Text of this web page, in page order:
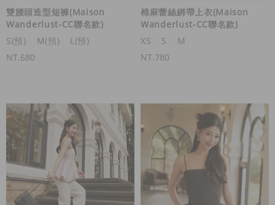
雙腰頭造型短褲(Maison
Wanderlust-CC聯名款)
S(預)
M(預)
L(預)
NT.680
棉麻蕾絲綁帶上衣(Maison
Wanderlust-CC聯名款)
XS
S
M
NT.780